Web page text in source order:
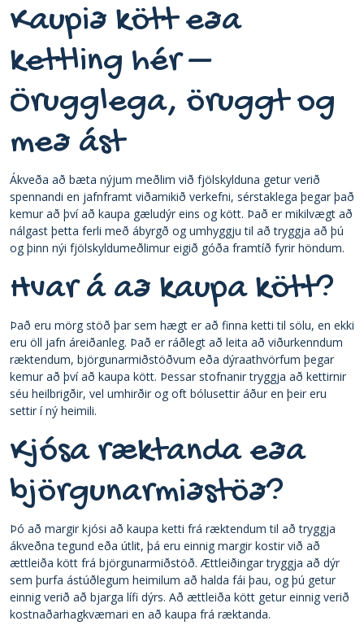
Kaupið kött eða
kettling hér –
Örugglega, öruggt og
með ást
Ákveða að bæta nýjum meðlim við fjölskylduna getur verið
spennandi en jafnframt viðamikið verkefni, sérstaklega þegar það
kemur að því að kaupa gæludýr eins og kött. Það er mikilvægt að
nálgast þetta ferli með ábyrgð og umhyggju til að tryggja að þú
og þinn nýi fjölskyldumeðlimur eigið góða framtíð fyrir höndum.
Hvar á að kaupa kött?
Það eru mörg stöð þar sem hægt er að finna ketti til sölu, en ekki
eru öll jafn áreiðanleg. Það er ráðlegt að leita að viðurkenndum
ræktendum, björgunarmiðstöðvum eða dýraathvörfum þegar
kemur að því að kaupa kött. Þessar stofnanir tryggja að kettirnir
séu heilbrigðir, vel umhirðir og oft bólusettir áður en þeir eru
settir í ný heimili.
Kjósa ræktanda eða
björgunarmiðstöð?
Þó að margir kjósi að kaupa ketti frá ræktendum til að tryggja
ákveðna tegund eða útlit, þá eru einnig margir kostir við að
ættleiða kött frá björgunarmiðstöð. Ættleiðingar tryggja að dýr
sem þurfa ástúðlegum heimilum að halda fái þau, og þú getur
einnig verið að bjarga lífi dýrs. Að ættleiða kött getur einnig verið
kostnaðarhagkvæmari en að kaupa frá ræktanda.